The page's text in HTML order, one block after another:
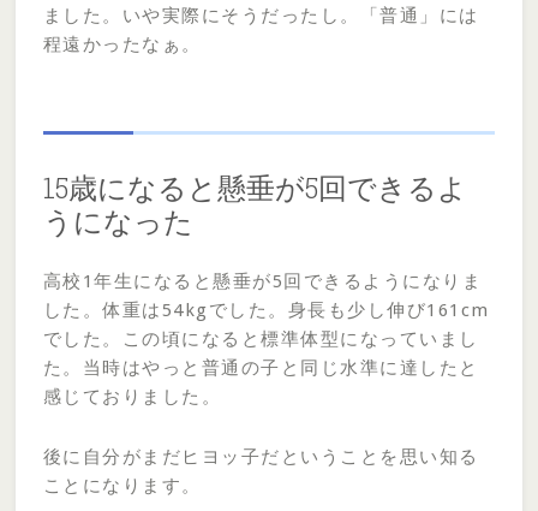
ました。いや実際にそうだったし。「普通」には
程遠かったなぁ。
15歳になると懸垂が5回できるよ
うになった
高校1年生になると懸垂が5回できるようになりま
した。体重は54kgでした。身長も少し伸び161cm
でした。この頃になると標準体型になっていまし
た。当時はやっと普通の子と同じ水準に達したと
感じておりました。
後に自分がまだヒヨッ子だということを思い知る
ことになります。